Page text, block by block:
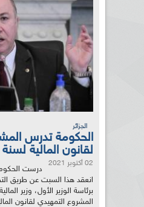
الجزائر
الحكومة تدرس
لقانون المالية لسنة 2022
02 أكتوبر 2021
درست
انعقد هذا السبت عن طريق
برئاسة الوزير الأول، وزير